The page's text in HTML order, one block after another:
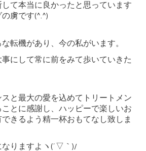
て本当に良かったと思っています
虜です(^.^)
転機があり、今の私がいます。
にして常に前をみて歩いていきた
と最大の愛を込めてトリートメン
ことに感謝し、ハッピーで楽しいお
きるよう精一杯おもてなし致しま
なりますよヽ(´▽｀)/